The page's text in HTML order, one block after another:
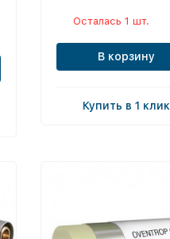
Осталась 1 шт.
В корзину
Купить в 1 клик